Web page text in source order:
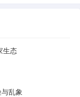
生态
乱象